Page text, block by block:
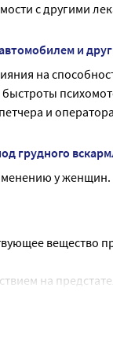
с другими
и
на
и
грудного
у женщин.
вещество
на